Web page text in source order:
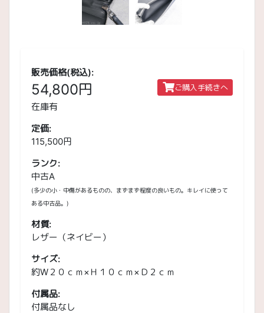
販売価格(税込):
54,800円 ご購入手続きへ
在庫有
定価:
115,500円
ランク:
中古A
(多少の小・中傷があるものの、まずまず程度の良いもの。キレイに使って
ある中古品。)
材質:
レザー（ネイビー）
サイズ:
約W２０ｃｍ×Ｈ１０ｃｍ×Ｄ２ｃｍ
付属品:
付属品なし